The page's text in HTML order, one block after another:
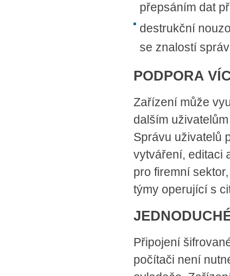
přepsáním dat
destrukční
se znalostí
PODPORA
Zařízení může
dalším
Správu uživatelů
vytváření, editaci
pro firemní
týmy operující s
Připojení
počítači není